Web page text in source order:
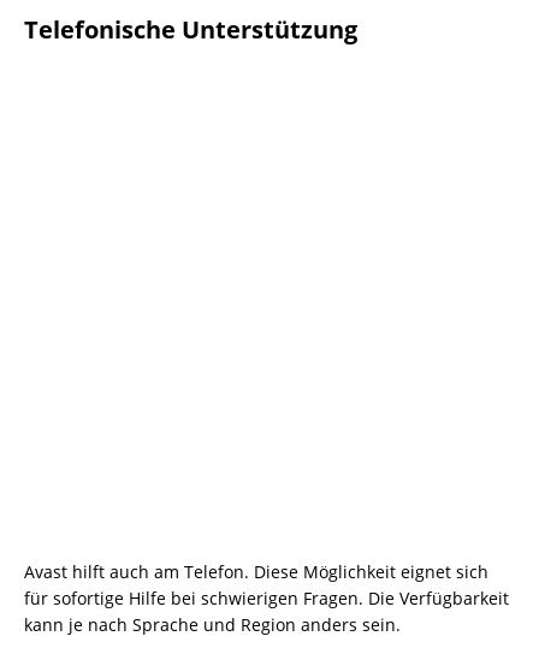
Telefonische Unterstützung
Avast hilft auch am Telefon. Diese Möglichkeit eignet sich
für sofortige Hilfe bei schwierigen Fragen. Die Verfügbarkeit
kann je nach Sprache und Region anders sein.